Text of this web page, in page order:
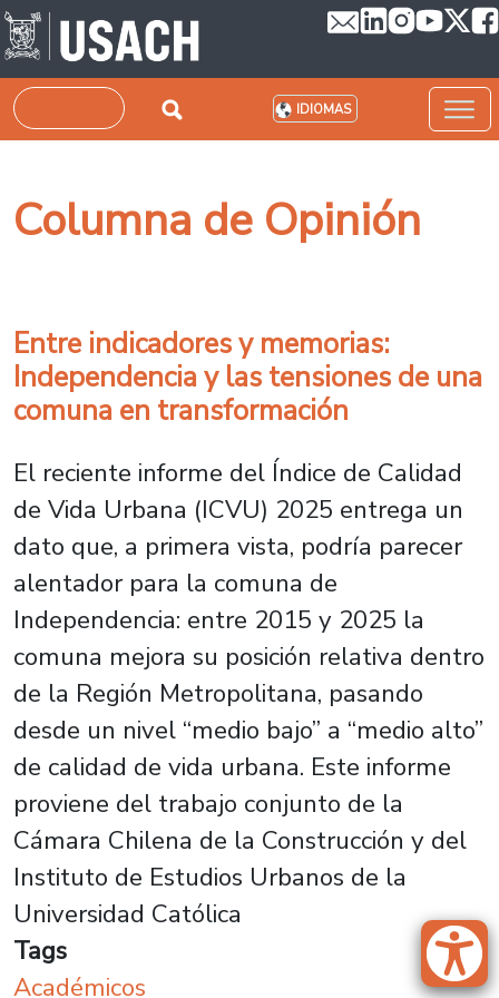
Pasar al contenido principal
Buscar IDIOMAS
Columna de Opinión
Entre indicadores y memorias:
Independencia y las tensiones de una
comuna en transformación
El reciente informe del Índice de Calidad
de Vida Urbana (ICVU) 2025 entrega un
dato que, a primera vista, podría parecer
alentador para la comuna de
Independencia: entre 2015 y 2025 la
comuna mejora su posición relativa dentro
de la Región Metropolitana, pasando
desde un nivel “medio bajo” a “medio alto”
de calidad de vida urbana. Este informe
proviene del trabajo conjunto de la
Cámara Chilena de la Construcción y del
Instituto de Estudios Urbanos de la
Universidad Católica
Tags
Académicos